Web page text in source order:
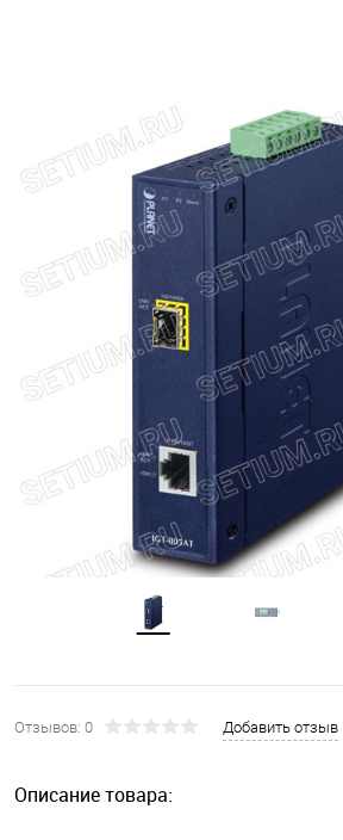
Отзывов: 0 Добавить отзыв
Описание товара: